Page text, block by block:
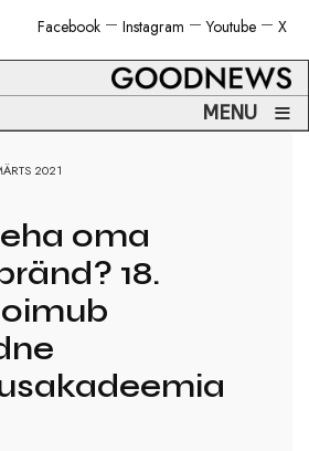
X
Youtube
Instagram
Facebook
MENU ≡
2021
oma
18.